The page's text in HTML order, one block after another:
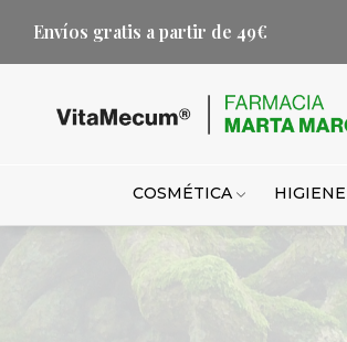
Envíos gratis a partir de 49€
COSMÉTICA HIGIENE